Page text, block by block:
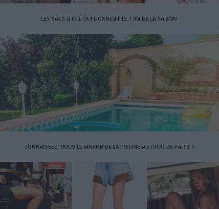
LES SACS D’ÉTÉ QUI DONNENT LE TON DE LA SAISON
CONNAISSEZ-VOUS LE AIRBNB DE LA PISCINE AUTOUR DE PARIS ?